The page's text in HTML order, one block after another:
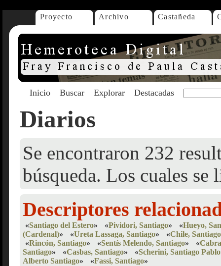
Proyecto Archivo Castañeda
Inicio Buscar Explorar Destacadas
Diarios
Se encontraron 232
búsqueda. Los cuales se
Descriptores
«Santiago del Estero» «Pividori, Santiago» «Hueyo,
(Cardenal)» «Ureta Lassaga, Santiago» «Chile,
«Rincón, Santiago» «Sentís Melendo, Santiago» «
Santiago» «Casbas, Santiago» «Scherini, Santiago Pablo
Alberto Santiago» «Fassi, Santiago»